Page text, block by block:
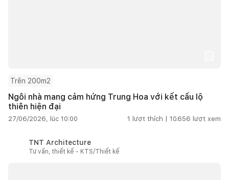
Trên 200m2
Ngôi nhà mang cảm hứng Trung Hoa với kết cấu lộ
thiên hiện đại
27/06/2026, lúc 10:00 1 lượt thích | 10.656 lượt xem
TNT Architecture
Tư vấn, thiết kế - KTS/Thiết kế